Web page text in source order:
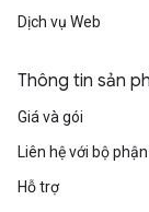
Dịch vụ Web
Thông tin sản
Giá và gói
Liên hệ với bộ
Hỗ trợ